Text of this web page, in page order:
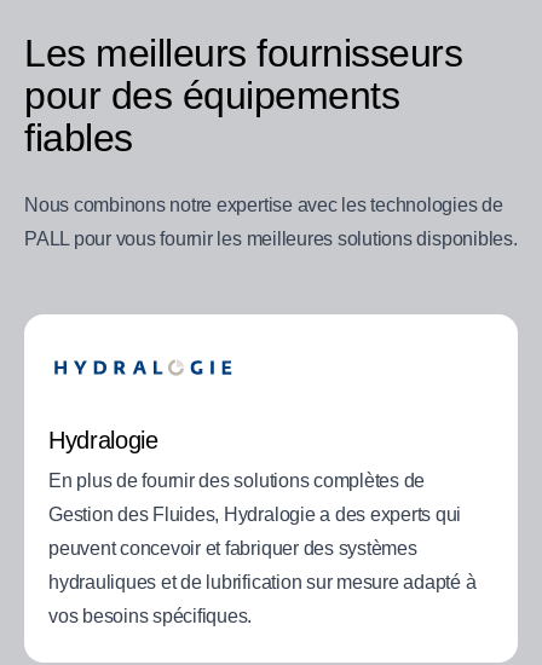
Les meilleurs fournisseurs
pour des équipements
fiables
Nous combinons notre expertise avec les technologies de
PALL pour vous fournir les meilleures solutions disponibles.
Hydralogie
En plus de fournir des solutions complètes de
Gestion des Fluides, Hydralogie a des experts qui
peuvent concevoir et fabriquer des systèmes
hydrauliques et de lubrification sur mesure adapté à
vos besoins spécifiques.